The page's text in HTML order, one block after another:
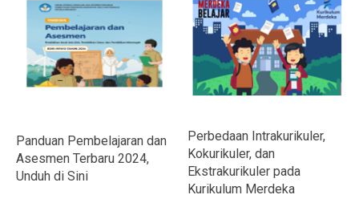
Panduan Pembelajaran dan
Asesmen Terbaru 2024,
Unduh di Sini
Perbedaan Intrakurikuler,
Kokurikuler, dan
Ekstrakurikuler pada
Kurikulum Merdeka